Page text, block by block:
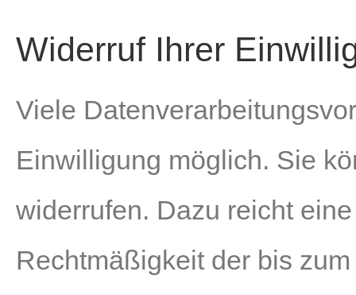
Widerruf Ihrer
Viele
Einwilligung möglich. Sie
widerrufen. Dazu reicht
Rechtmäßigkeit der bis